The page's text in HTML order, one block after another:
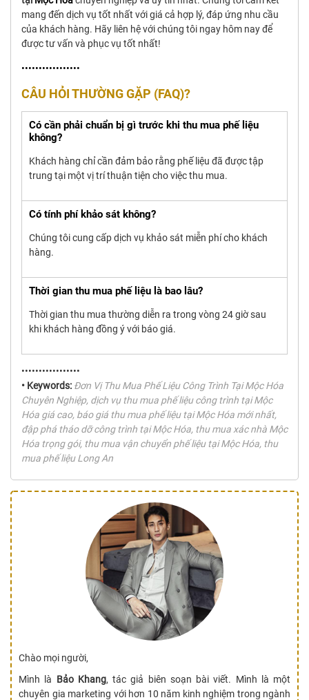
mang đến dịch vụ tốt nhất với giá cả hợp lý, đáp ứng nhu cầu
của khách hàng. Hãy liên hệ với chúng tôi ngay hôm nay để
được tư vấn và phục vụ tốt nhất!
•••••••••••••••••
CÂU HỎI THƯỜNG GẶP (FAQ)?
Có cần phải chuẩn bị gì trước khi thu mua phế liệu
không?
Khách hàng chỉ cần đảm bảo rằng phế liệu đã được tập
trung tại một vị trí thuận tiện cho việc thu mua.
Có tính phí khảo sát không?
Chúng tôi cung cấp dịch vụ khảo sát miễn phí cho khách
hàng.
Thời gian thu mua phế liệu là bao lâu?
Thời gian thu mua thường diễn ra trong vòng 24 giờ sau
khi khách hàng đồng ý với báo giá.
•••••••••••••••••
• Keywords: Đơn Vị Thu Mua Phế Liệu Công Trình Tại Mộc Hóa
Chuyên Nghiệp, dịch vụ thu mua phế liệu công trình tại Mộc
Hóa giá cao, báo giá thu mua phế liệu tại Mộc Hóa mới nhất,
đập phá tháo dỡ công trình tại Mộc Hóa, thu mua xác nhà Mộc
Hóa trọng gói, thu mua vận chuyển phế liệu tại Mộc Hóa, thu
mua phế liệu Long An
Chào mọi người,
Mình là Bảo Khang, tác giả biên soạn bài viết. Mình là một
chuyên gia marketing với hơn 10 năm kinh nghiệm trong ngành